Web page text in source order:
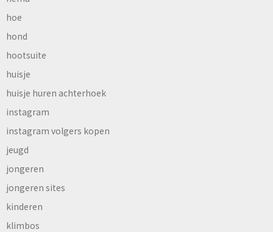
hoe
hond
hootsuite
huisje
huisje huren achterhoek
instagram
instagram volgers kopen
jeugd
jongeren
jongeren sites
kinderen
klimbos